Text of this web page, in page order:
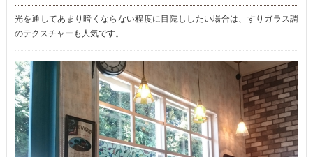
光を通してあまり暗くならない程度に目隠ししたい場合は、すりガラス調
のテクスチャーも人気です。